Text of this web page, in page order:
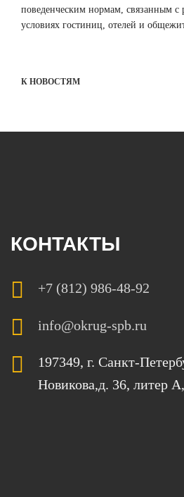
поведенческим нормам, связанным с
условиях гостиниц, отелей и
К НОВОСТЯМ
КОНТАКТЫ
+7 (812) 986-48-92
info@okrug-spb.ru
197349, г. Санкт-
Новикова,д. 36, литер